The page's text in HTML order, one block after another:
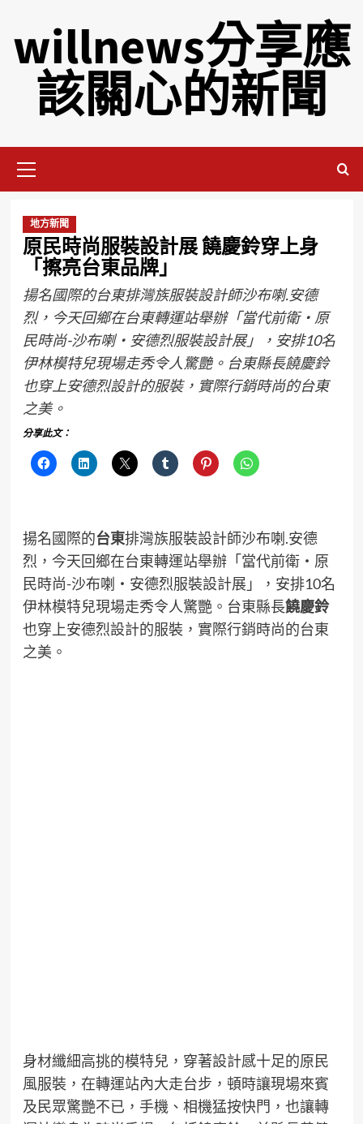
willnews分享應
該關心的新聞
地方新聞
原民時尚服裝設計展 饒慶鈴穿上身
「擦亮台東品牌」
揚名國際的台東排灣族服裝設計師沙布喇.安德
烈，今天回鄉在台東轉運站舉辦「當代前衛‧原
民時尚-沙布喇‧安德烈服裝設計展」，安排10名
伊林模特兒現場走秀令人驚艷。台東縣長饒慶鈴
也穿上安德烈設計的服裝，實際行銷時尚的台東
之美。
分享此文：
揚名國際的台東排灣族服裝設計師沙布喇.安德
烈，今天回鄉在台東轉運站舉辦「當代前衛‧原
民時尚-沙布喇‧安德烈服裝設計展」，安排10名
伊林模特兒現場走秀令人驚艷。台東縣長饒慶鈴
也穿上安德烈設計的服裝，實際行銷時尚的台東
之美。
身材纖細高挑的模特兒，穿著設計感十足的原民
風服裝，在轉運站內大走台步，頓時讓現場來賓
及民眾驚艷不已，手機、相機猛按快門，也讓轉